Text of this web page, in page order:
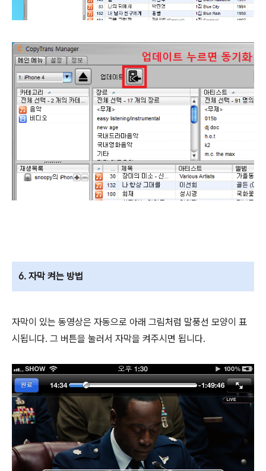
6. 자막 켜는 방법
자막이 있는 동영상은 자동으로 아래 그림처럼 말풍선 모양이 표
시됩니다. 그 버튼을 눌러서 자막을 켜주시면 됩니다.